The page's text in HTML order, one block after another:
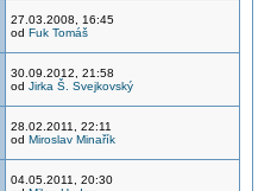
27.03.2008, 16:45
od Fuk Tomáš
30.09.2012, 21:58
od Jirka Š. Svejkovský
28.02.2011, 22:11
od Miroslav Minařík
04.05.2011, 20:30